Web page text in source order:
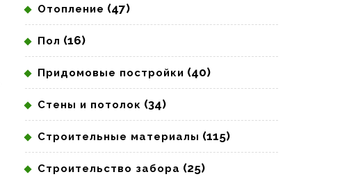
Отопление (47)
Пол (16)
Придомовые постройки (40)
Стены и потолок (34)
Строительные материалы (115)
Строительство забора (25)